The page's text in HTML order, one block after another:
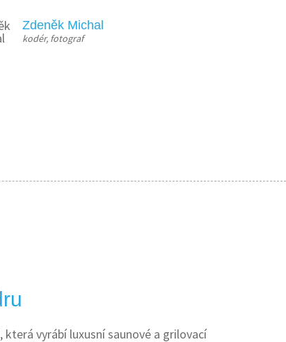
Zdeněk Michal
kodér, fotograf
která vyrábí luxusní saunové a grilovací